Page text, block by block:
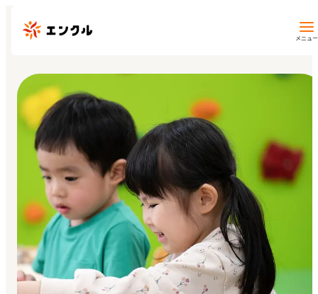
メニュー
保育園・幼稚園を探す
地図から探す
地域から探す
マイページ
閲覧履歴